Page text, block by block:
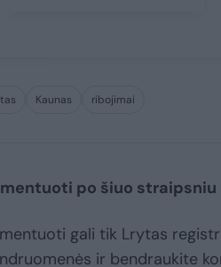
Kaunas ribojimai
po šiuo straipsniu
gali tik Lrytas
ir bendraukite